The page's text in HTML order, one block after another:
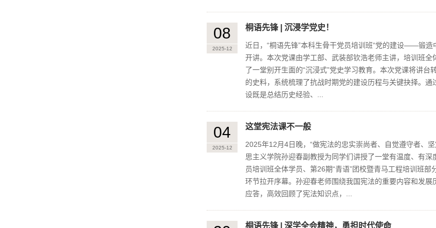
08
2025-12
桐语先锋 | 沉浸学党史！
近日，“桐语先锋”本科生骨干党员培训班“党的建设——锻造
开讲。本次党课由学工部、武装部钦浩老师主讲，培训班
了一堂别开生面的“沉浸式”党史学习教育。本次党课将讲
的史料，系统梳理了抗战时期党的建设历程与关键抉择。
设既是总结历史经验、...
04
2025-12
这堂宪法课不一般
2025年12月4日晚，“做宪法的忠实崇尚者、自觉遵守者、
思主义学院孙迎春副教授为同学们讲授了一堂有温度、有
员培训班全体学员、第26期“青语”团校暨青马工程培训班
环节拉开序幕。孙迎春老师围绕我国宪法的重要内容和发
应答，高效回顾了宪法知识点，...
桐语先锋 | 深学全会精神，勇担时代使命